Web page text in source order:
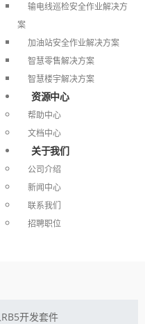
输电线巡检安全作业解决方
案
加油站安全作业解决方案
智慧零售解决方案
智慧楼宇解决方案
资源中心
帮助中心
文档中心
关于我们
公司介绍
新闻中心
联系我们
招聘职位
开发套件